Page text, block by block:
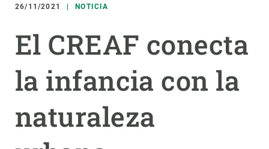
navegación
26/11/2021 NOTICIA
El CREAF conecta
la infancia con la
naturaleza
Responsive
menu
INVESTIGACIÓN
CIENCIA EN ACCIÓN
ÚNETE A NOSOTROS
PARTICIPA